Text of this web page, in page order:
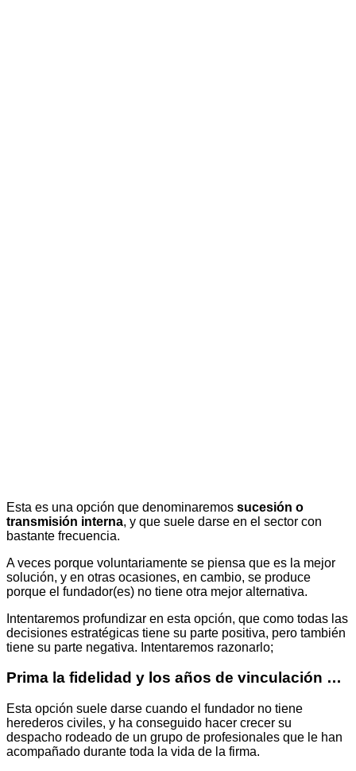
Esta es una opción que denominaremos sucesión o
transmisión interna, y que suele darse en el sector con
bastante frecuencia.
A veces porque voluntariamente se piensa que es la mejor
solución, y en otras ocasiones, en cambio, se produce
porque el fundador(es) no tiene otra mejor alternativa.
Intentaremos profundizar en esta opción, que como todas las
decisiones estratégicas tiene su parte positiva, pero también
tiene su parte negativa. Intentaremos razonarlo;
Prima la fidelidad y los años de vinculación …
Esta opción suele darse cuando el fundador no tiene
herederos civiles, y ha conseguido hacer crecer su
despacho rodeado de un grupo de profesionales que le han
acompañado durante toda la vida de la firma.